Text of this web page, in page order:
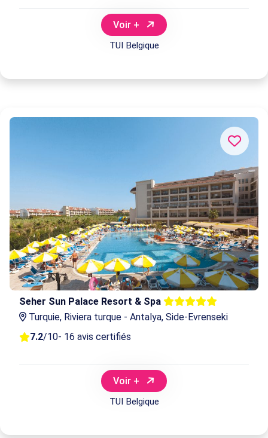
Voir +
TUI Belgique
Seher Sun Palace Resort & Spa
Turquie, Riviera turque - Antalya, Side-Evrenseki
7.2/10- 16 avis certifiés
Voir +
TUI Belgique